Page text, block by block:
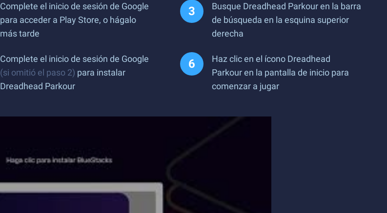
Complete el inicio de sesión de Google
para acceder a Play Store, o hágalo
más tarde
Busque Dreadhead Parkour en la barra
de búsqueda en la esquina superior
derecha
Complete el inicio de sesión de Google
(si omitió el paso 2) para instalar
Dreadhead Parkour
Haz clic en el ícono Dreadhead
Parkour en la pantalla de inicio para
comenzar a jugar